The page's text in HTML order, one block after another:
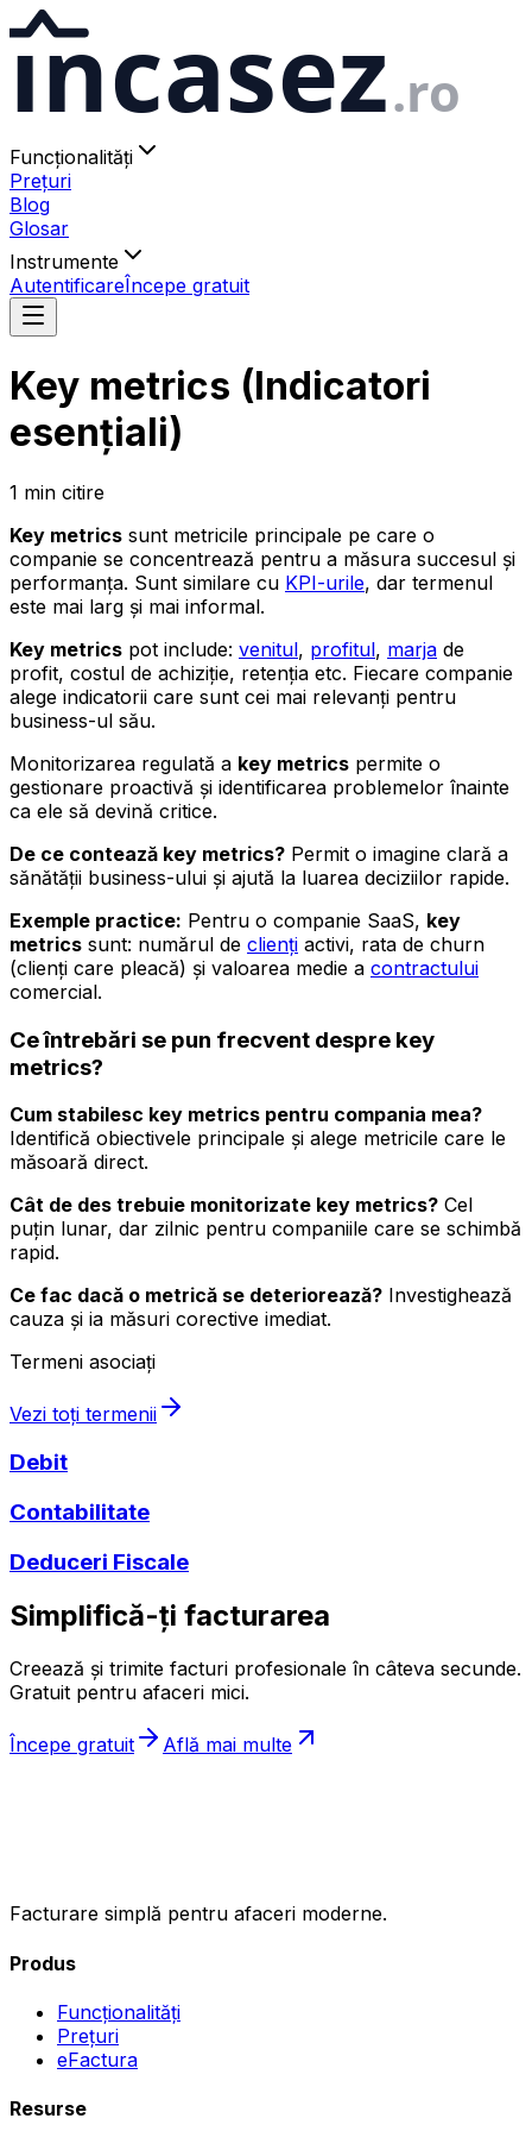
ıncasez.ro
Funcționalități
Prețuri
Blog
Glosar
Instrumente
AutentificareÎncepe gratuit
Key metrics (Indicatori
esențiali)
1 min citire
Key metrics sunt metricile principale pe care o
companie se concentrează pentru a măsura succesul și
performanța. Sunt similare cu KPI-urile, dar termenul
este mai larg și mai informal.
Key metrics pot include: venitul, profitul, marja de
profit, costul de achiziție, retenția etc. Fiecare companie
alege indicatorii care sunt cei mai relevanți pentru
business-ul său.
Monitorizarea regulată a key metrics permite o
gestionare proactivă și identificarea problemelor înainte
ca ele să devină critice.
De ce contează key metrics? Permit o imagine clară a
sănătății business-ului și ajută la luarea deciziilor rapide.
Exemple practice: Pentru o companie SaaS, key
metrics sunt: numărul de clienți activi, rata de churn
(clienți care pleacă) și valoarea medie a contractului
comercial.
Ce întrebări se pun frecvent despre key
metrics?
Cum stabilesc key metrics pentru compania mea?
Identifică obiectivele principale și alege metricile care le
măsoară direct.
Cât de des trebuie monitorizate key metrics? Cel
puțin lunar, dar zilnic pentru companiile care se schimbă
rapid.
Ce fac dacă o metrică se deteriorează? Investighează
cauza și ia măsuri corective imediat.
Termeni asociați
Vezi toți termenii
Debit
Contabilitate
Deduceri Fiscale
Simplifică-ți facturarea
Creează și trimite facturi profesionale în câteva secunde.
Gratuit pentru afaceri mici.
Începe gratuit Află mai multe
Facturare simplă pentru afaceri moderne.
Produs
Funcționalități
Prețuri
eFactura
Resurse